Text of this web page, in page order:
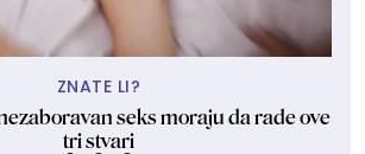
ZNATE LI?
seks moraju da rade ove
tri stvari